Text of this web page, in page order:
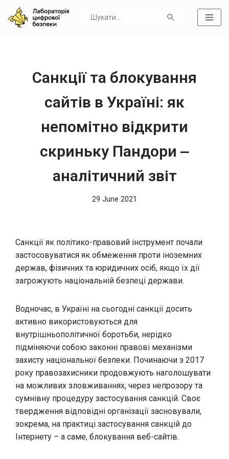
Skip
Санкції та блокування
сайтів в Україні: як
непомітно відкрити
скриньку Пандори ‒
аналітичний звіт
29 June 2021
Санкції як політико-правовий інструмент почали
застосовуватися як обмеження проти іноземних
держав, фізичних та юридичних осіб, якщо їх дії
загрожують національній безпеці держави.
Водночас, в Україні на сьогодні санкції досить
активно використовуються для
внутрішньополітичної боротьби, нерідко
підміняючи собою законні правові механізми
захисту національної безпеки. Починаючи з 2017
року правозахисники продовжують наголошувати
на можливих зловживаннях, через непрозору та
сумнівну процедуру застосування санкцій. Своє
твердження відповідні організації засновували,
зокрема, на практиці застосування санкцій до
Інтернету – а саме, блокування веб-сайтів.